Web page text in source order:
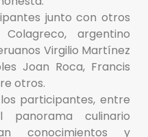
junto con otros
argentino
Virgilio Martínez
Joan Roca, Francis
otros.
participantes, entre
culinario
conocimientos y